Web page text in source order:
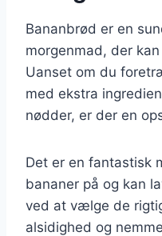
Bananbrød er en
morgenmad, der
Uanset om du
med ekstra
nødder, er der en
Det er en fantastisk
bananer på og kan
ved at vælge de
alsidighed og